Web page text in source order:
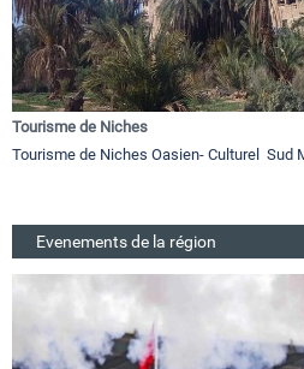
Tourisme de Niches
Tourisme de Niches Oasien- Culturel Sud
Evenements de la région